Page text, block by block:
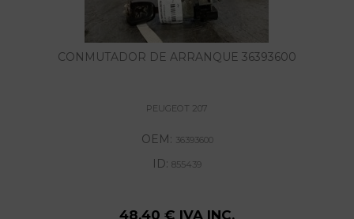
CONMUTADOR DE ARRANQUE 36393600
PEUGEOT 207
OEM: 36393600
ID: 855439
48,40 € IVA INC.